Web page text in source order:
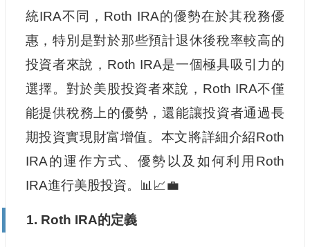
統IRA不同，Roth IRA的優勢在於其稅務優
惠，特別是對於那些預計退休後稅率較高的
投資者來說，Roth IRA是一個極具吸引力的
選擇。對於美股投資者來說，Roth IRA不僅
能提供稅務上的優勢，還能讓投資者通過長
期投資實現財富增值。本文將詳細介紹Roth
IRA的運作方式、優勢以及如何利用Roth
IRA進行美股投資。📊📈💼
1. Roth IRA的定義